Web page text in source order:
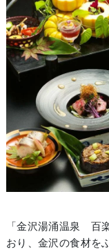
「金沢湯涌温泉 百
おり、金沢の食材を